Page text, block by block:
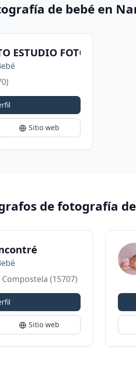
de bebé en
ESTUDIO FOTOGRAFICO
Sitio web
de fotografía
(15707)
Sitio web